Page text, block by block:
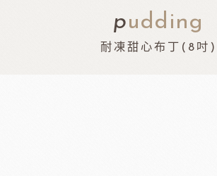
pudding
耐凍甜心布丁(8吋)